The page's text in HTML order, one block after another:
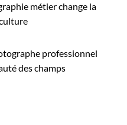
métier change la
professionnel
des champs